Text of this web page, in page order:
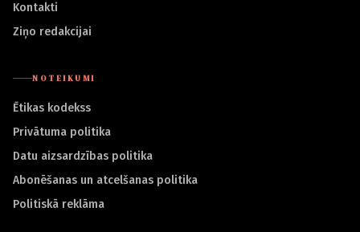
Kontakti
Ziņo redakcijai
NOTEIKUMI
Ētikas kodekss
Privātuma politika
Datu aizsardzības politika
Abonēšanas un atcelšanas politika
Politiskā reklāma